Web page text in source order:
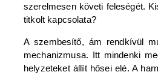
szerelmesen követi feleségét.
titkolt kapcsolata?
A szembesítő, ám rendkívül
mechanizmusa. Itt mindenki
helyzeteket állít hősei elé. A